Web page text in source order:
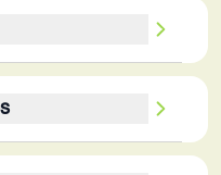
consumidores.
atraente e bom